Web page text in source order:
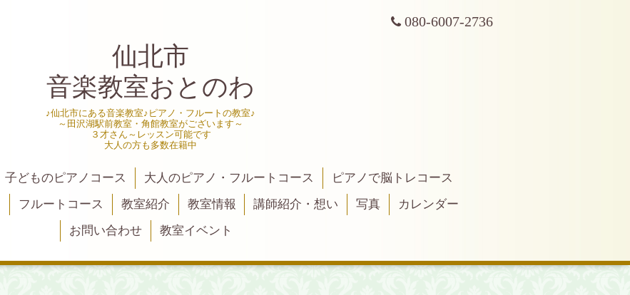
080-6007-2736
仙北市
音楽教室おとのわ
♪仙北市にある音楽教室♪ピアノ・フルートの教室♪
～田沢湖駅前教室・角館教室がございます～
３才さん～レッスン可能です
大人の方も多数在籍中
子どものピアノコース 大人のピアノ・フルートコース
ピアノで脳トレコース
フルートコース 教室紹介 教室情報 講師紹介・想い 写真
カレンダー
お問い合わせ
教室イベント